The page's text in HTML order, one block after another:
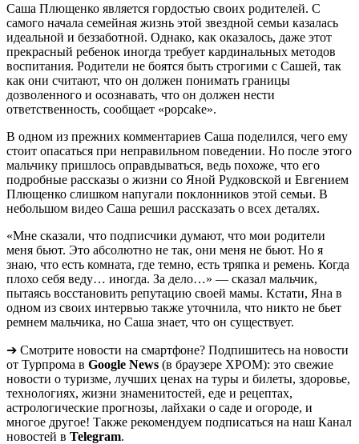
Саша Плющенко является гордостью своих родителей. С
самого начала семейная жизнь этой звездной семьи казалась
идеальной и беззаботной. Однако, как оказалось, даже этот
прекрасный ребенок иногда требует кардинальных методов
воспитания. Родители не боятся быть строгими с Сашей, так
как они считают, что он должен понимать границы
дозволенного и осознавать, что он должен нести
ответственность, сообщает «popcake».
В одном из прежних комментариев Саша поделился, чего ему
стоит опасаться при неправильном поведении. Но после этого
мальчику пришлось оправдываться, ведь похоже, что его
подробные рассказы о жизни со Яной Рудковской и Евгением
Плющенко слишком напугали поклонников этой семьи. В
небольшом видео Саша решил рассказать о всех деталях.
«Мне сказали, что подписчики думают, что мои родители
меня бьют. Это абсолютно не так, они меня не бьют. Но я
знаю, что есть комната, где темно, есть тряпка и ремень. Когда
плохо себя веду… иногда. За дело…» — сказал мальчик,
пытаясь восстановить репутацию своей мамы. Кстати, Яна в
одном из своих интервью также уточнила, что никто не бьет
ремнем мальчика, но Саша знает, что он существует.
➔ Смотрите новости на смартфоне? Подпишитесь на новости
от Турпрома в Google News (в браузере ХРОМ): это свежие
новости о туризме, лучших ценах на туры и билеты, здоровье,
технологиях, жизни знаменитостей, еде и рецептах,
астрологические прогнозы, лайхаки о саде и огороде, и
многое другое! Также рекомендуем подписаться на наш Канал
новостей в Telegram.